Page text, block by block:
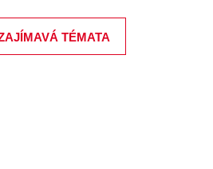
TÉMATA